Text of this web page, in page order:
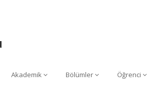
Akademik Bölümler Öğrenci